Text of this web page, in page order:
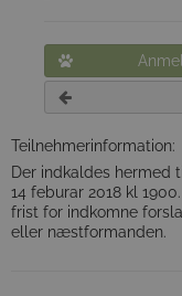
Teilnehmerinformation:
Der indkaldes hermed
14 feburar 2018 kl
frist for indkomne
eller næstformanden.